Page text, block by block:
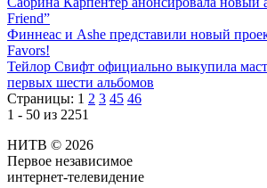
Friend”
Финнеас и Ashe представили новый
Favors!
Тейлор Свифт официально выкупила
первых шести альбомов
Страницы: 1 2 3 45 46
1 - 50 из 2251
НИТВ © 2026
Первое независимое
интернет-телевидение